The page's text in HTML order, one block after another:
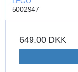
5002947
649,00 DKK